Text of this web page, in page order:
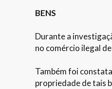
BENS
Durante a
no comércio ilegal
Também foi
propriedade de tais